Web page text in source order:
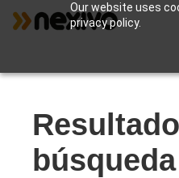
Our website uses
privacy policy.
búsqueda